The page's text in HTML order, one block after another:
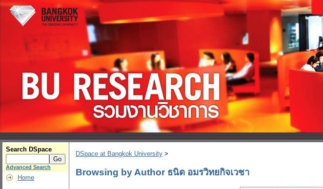
Search DSpace
Advanced Search
Home
DSpace at Bangkok University >
Browsing by Author ธนิต อมรวิทยกิจเวชา